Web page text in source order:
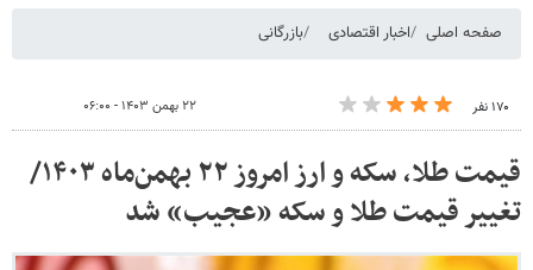
صفحه اصلی اخبار اقتصادی بازرگانی
۱۷۰ نفر ۲۲ بهمن ۱۴۰۳ - ۰۶:۰۰
قیمت طلا، سکه و ارز امروز ۲۲ بهمن‌ماه ۱۴۰۳/
تغییر قیمت طلا و سکه «عجیب» شد